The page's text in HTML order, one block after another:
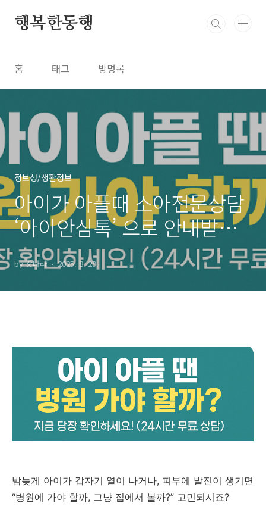
행복한동행
홈 태그 방명록
정보성/생활정보
아이가 아플때 소아전문상담
‘아이안심톡’ 으로 안내받기
(24시간 무료)
by 갓나라 2025. 8. 29.
밤늦게 아이가 갑자기 열이 나거나, 피부에 발진이 생기면
“병원에 가야 할까, 그냥 집에서 볼까?” 고민되시죠?